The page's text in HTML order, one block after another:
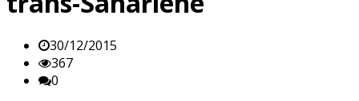
30/12/2015
367
0